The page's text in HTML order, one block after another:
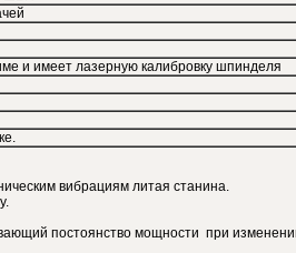
и имеет лазерную калибровку шпинделя
вибрациям литая станина.
постоянство мощности при